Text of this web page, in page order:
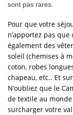
sont pas rares.
Pour que votre
n’apportez pas
également des
soleil (chemises à
coton, robes
chapeau, etc.. Et
N’oubliez que le
de textile au
surcharger votre